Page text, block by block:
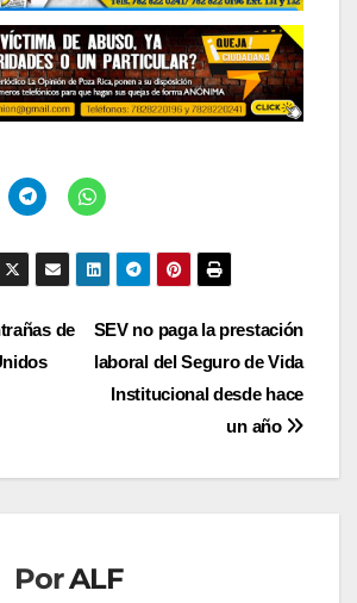
SEV no paga la prestación
laboral del Seguro de Vida
Institucional desde hace
un año
de
PorALF